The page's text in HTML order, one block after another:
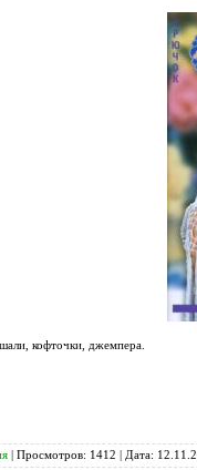
кофточки, джемпера.
| Просмотров: 1412 | Дата: